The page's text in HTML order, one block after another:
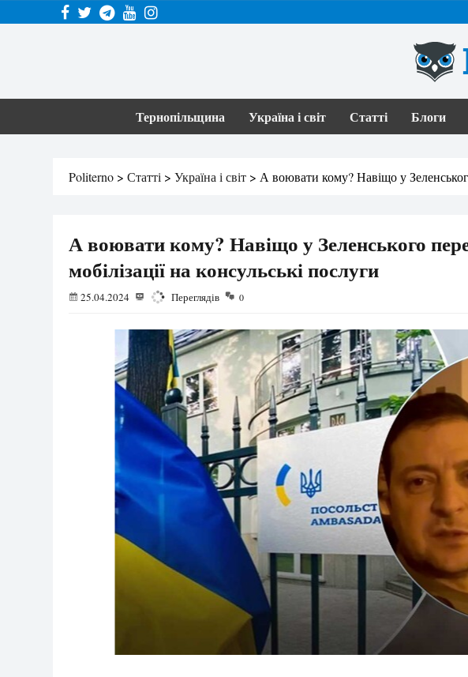
Тернопільщина Україна і світ Статті Блоги
Politerno > Статті > Україна і світ > А воювати кому? Навіщо у
А воювати кому? Навіщо у Зеленського
мобілізації на консульські послуги
25.04.2024 2392 Переглядів 0